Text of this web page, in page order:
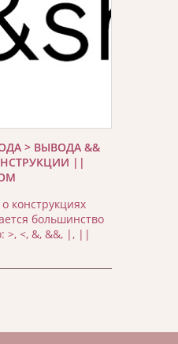
> ВЫВОДА &&
||
конструкциях
большинство
>, <, &, &&, |, ||